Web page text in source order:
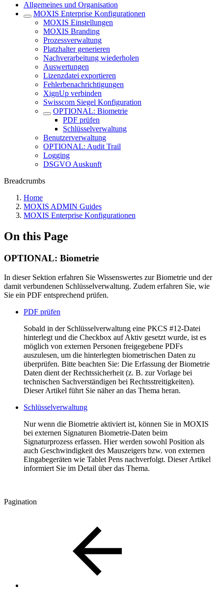
Allgemeines und Organisation
MOXIS Enterprise Konfigurationen
MOXIS Einstellungen
MOXIS Branding
Prozessverwaltung
Platzhalter generieren
Nachverarbeitung wiederholen
Auswertungen
Lizenzdatei exportieren
Fehlerbenachrichtigungen
XignUp verbinden
Swisscom Siegel Konfiguration
OPTIONAL: Biometrie
PDF prüfen
Schlüsselverwaltung
Benutzerverwaltung
OPTIONAL: Audit Trail
Logging
DSGVO Auskunft
Breadcrumbs
Home
MOXIS ADMIN Guides
MOXIS Enterprise Konfigurationen
On this Page
OPTIONAL: Biometrie
In dieser Sektion erfahren Sie Wissenswertes zur Biometrie und der
damit verbundenen Schlüsselverwaltung. Zudem erfahren Sie, wie
Sie ein PDF entsprechend prüfen.
PDF prüfen
Sobald in der Schlüsselverwaltung eine PKCS #12-Datei
hinterlegt und die Checkbox auf Aktiv gesetzt wurde, ist es
möglich von externen Personen freigegebene PDFs
auszulesen, um die hinterlegten biometrischen Daten zu
überprüfen. Bitte beachten Sie: Die Erfassung der Biometrie
Daten dient der Rechtssicherheit (z. B. zur Vorlage bei
technischen Sachverständigen bei Rechtsstreitigkeiten).
Dieser Artikel führt Sie näher an das Thema heran.
Schlüsselverwaltung
Nur wenn die Biometrie aktiviert ist, können Sie in MOXIS
bei externen Signaturen Biometrie-Daten beim
Signaturprozess erfassen. Hier werden sowohl Position als
auch Geschwindigkeit des Mauszeigers bzw. von externen
Eingabegeräten wie Tablet Pens nachverfolgt. Dieser Artikel
informiert Sie im Detail über das Thema.
Pagination